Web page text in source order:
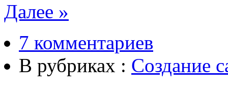
Далее »
7 комментариев
В рубриках : Создание